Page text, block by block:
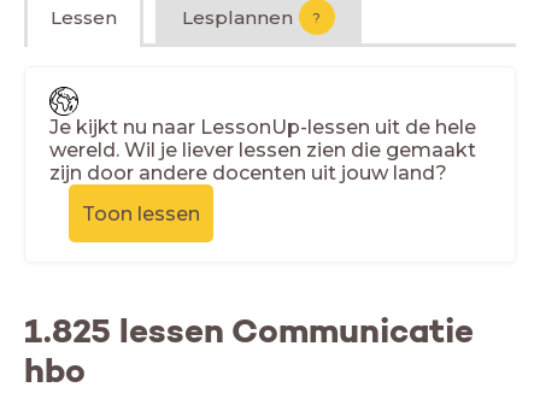
Lessen Lesplannen ?
Je kijkt nu naar LessonUp-lessen uit de hele
wereld. Wil je liever lessen zien die gemaakt
zijn door andere docenten uit jouw land?
Toon lessen
1.825 lessen Communicatie
hbo